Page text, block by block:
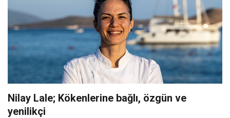
Nilay Lale; Kökenlerine bağlı, özgün ve
yenilikçi